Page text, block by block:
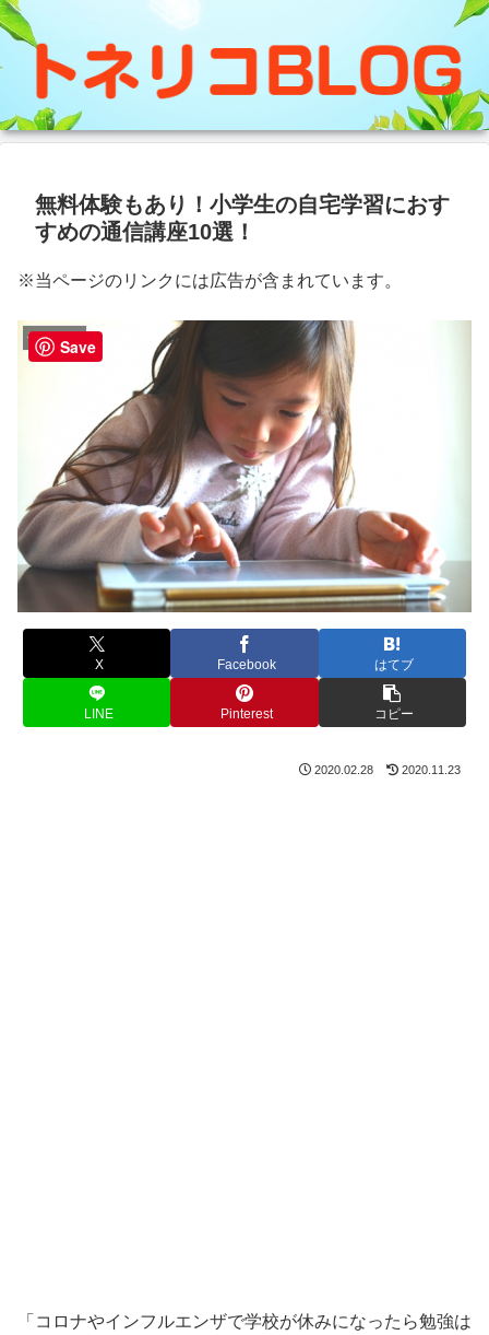
無料体験もあり！小学生の自宅学習におす
すめの通信講座10選！
※当ページのリンクには広告が含まれています。
子供の勉強
X Facebook はてブ
LINE Pinterest コピー
2020.02.28 2020.11.23
「コロナやインフルエンザで学校が休みになったら勉強は
Save